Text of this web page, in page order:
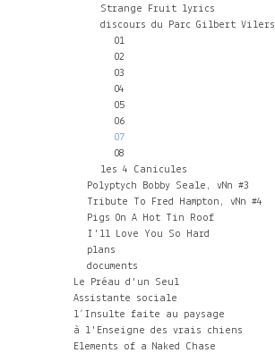
Strange Fruit lyrics
discours du Parc Gilbert Vilers
01
02
03
04
05
06
07
08
les 4 Canicules
Polyptych Bobby Seale, vNn #3
Tribute To Fred Hampton, vNn #4
Pigs On A Hot Tin Roof
I'll Love You So Hard
plans
documents
Le Préau d'un Seul
Assistante sociale
l’Insulte faite au paysage
à l'Enseigne des vrais chiens
Elements of a Naked Chase